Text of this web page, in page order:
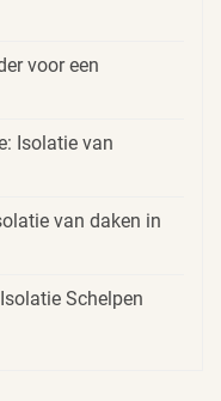
voor een
Isolatie van
van daken in
Schelpen